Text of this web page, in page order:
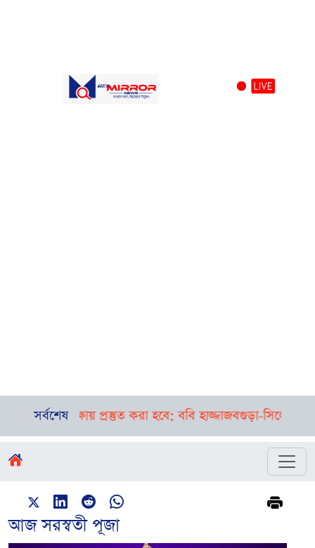
সর্বশেষ
শিক্ষায় প্রস্তুত করা হবে: ববি হাজ্জাজবগুড়া-সিলেটে পৃথক
আজ সরস্বতী পূজা